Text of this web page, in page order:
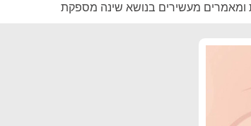
ומאמרים מעשירים בנושא שינה מספקת